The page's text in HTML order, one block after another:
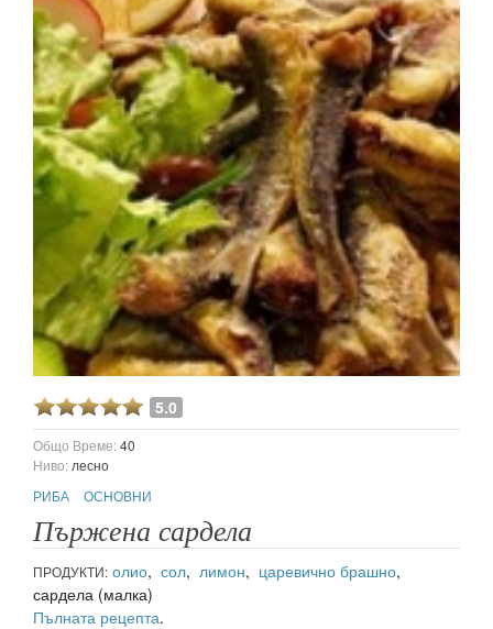
5.0
Общо Време:40
Ниво: лесно
РИБА
ОСНОВНИ
Пържена сардела
ПРОДУКТИ: олио, сол, лимон, царевично брашно,
сардела (малка)
Пълната рецепта.